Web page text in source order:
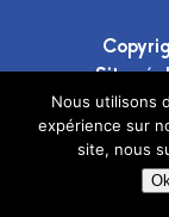
Site
Nous utilisons
expérience sur
site, nous